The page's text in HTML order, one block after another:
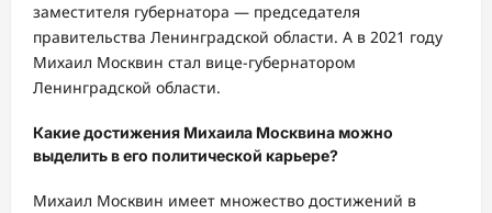
заместителя губернатора — председателя
правительства Ленинградской области. А в 2021 году
Михаил Москвин стал вице-губернатором
Ленинградской области.
Какие достижения Михаила Москвина можно
выделить в его политической карьере?
Михаил Москвин имеет множество достижений в